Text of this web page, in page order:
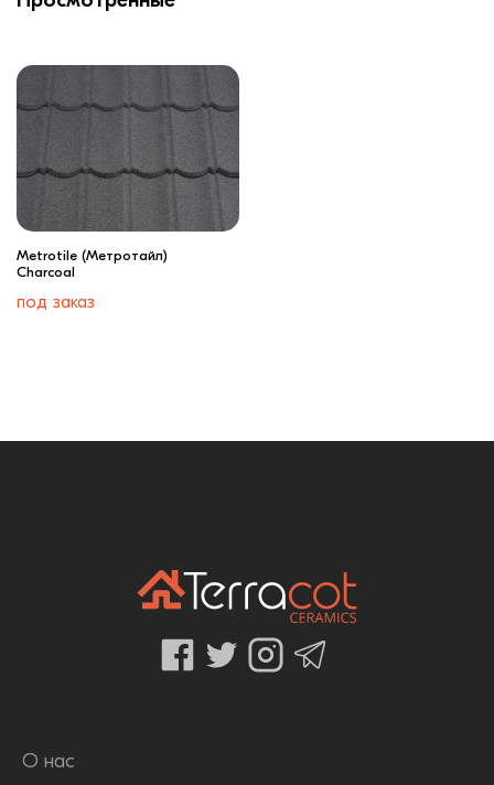
Metrotile (Метротайл)
Charcoal
под заказ
О нас